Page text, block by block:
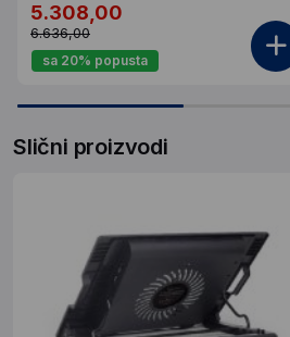
5.308,00
6.636,00
sa 20% popusta
Slični proizvodi